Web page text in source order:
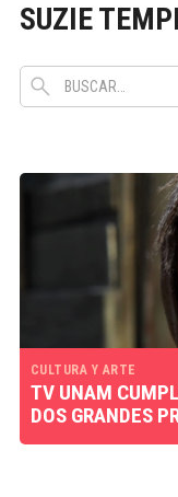
SUZIE
CULTURA Y ARTE
TV UNAM
DOS GRANDES